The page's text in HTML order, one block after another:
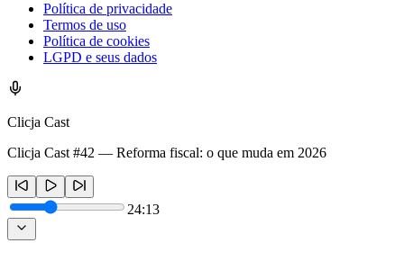
Política de privacidade
Termos de uso
Política de cookies
LGPD e seus dados
Clicja Cast
Clicja Cast #42 — Reforma fiscal: o que muda em 2026
24:13